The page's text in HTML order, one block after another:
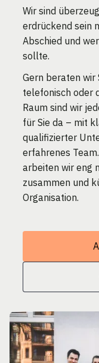
Wir sind
erdrückend sein
Abschied und
sollte.
Gern beraten wir
telefonisch oder
Raum sind wir
für Sie da – mit
qualifizierter
erfahrenes
arbeiten wir eng
zusammen und
Organisation.